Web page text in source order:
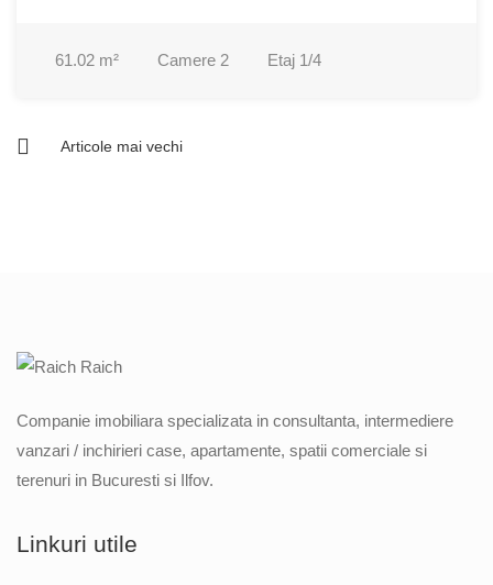
61.02 m² Camere 2 Etaj 1/4
Articole mai vechi
Companie imobiliara specializata in consultanta, intermediere
vanzari / inchirieri case, apartamente, spatii comerciale si
terenuri in Bucuresti si Ilfov.
Linkuri utile